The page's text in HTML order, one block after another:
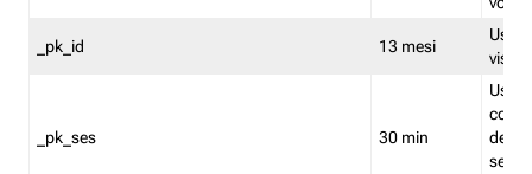
_pk_id 13 mesi
_pk_ses 30 min